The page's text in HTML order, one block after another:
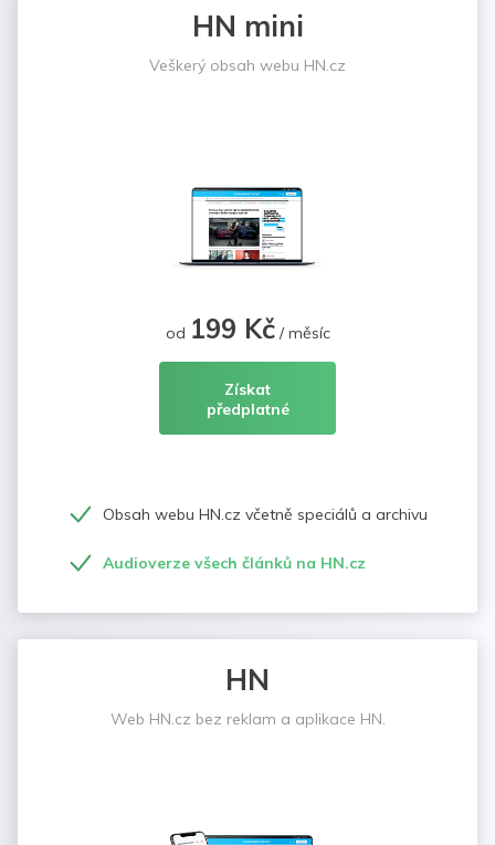
HN mini
Veškerý obsah webu HN.cz
od 199 Kč/ měsíc
Získat
předplatné
Obsah webu HN.cz včetně speciálů a archivu
Audioverze všech článků na HN.cz
HN
Web HN.cz bez reklam a aplikace HN.